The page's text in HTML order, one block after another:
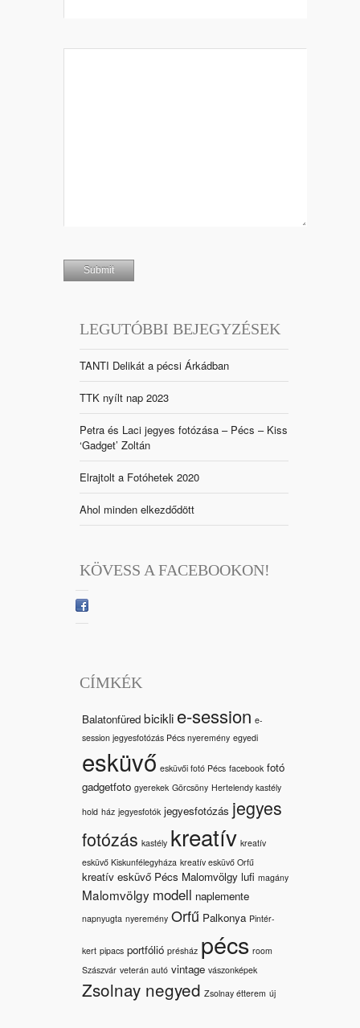
LEGUTÓBBI BEJEGYZÉSEK
TANTI Delikát a pécsi Árkádban
TTK nyílt nap 2023
Petra és Laci jegyes fotózása – Pécs – Kiss
‘Gadget’ Zoltán
Elrajtolt a Fotóhetek 2020
Ahol minden elkezdődött
KÖVESS A FACEBOOKON!
CÍMKÉK
Balatonfüred bicikli e-session e-
session jegyesfotózás Pécs nyeremény egyedi
esküvő esküvői fotó Pécs facebook fotó
gadgetfoto gyerekek Görcsöny Hertelendy kastély
hold ház jegyesfotók jegyesfotózás jegyes
fotózás kastély kreatív kreatív
esküvő Kiskunfélegyháza kreatív esküvő Orfű
kreatív esküvő Pécs Malomvölgy lufi magány
Malomvölgy modell naplemente
napnyugta nyeremény Orfű Palkonya Pintér-
kert pipacs portfólió présház pécs room
Szászvár veterán autó vintage vászonképek
Zsolnay negyed Zsolnay étterem új